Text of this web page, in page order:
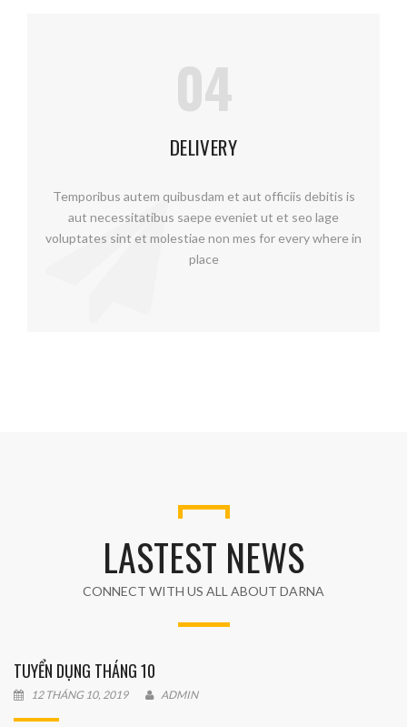
04
DELIVERY
Temporibus autem quibusdam et aut officiis debitis is
aut necessitatibus saepe eveniet ut et seo lage
voluptates sint et molestiae non mes for every where in
place
LASTEST NEWS
CONNECT WITH US ALL ABOUT DARNA
QUY ĐỊNH TRÌNH BÀY BẢN VẼ CÔNG TY
12 THÁNG 10, 2019 ADMIN